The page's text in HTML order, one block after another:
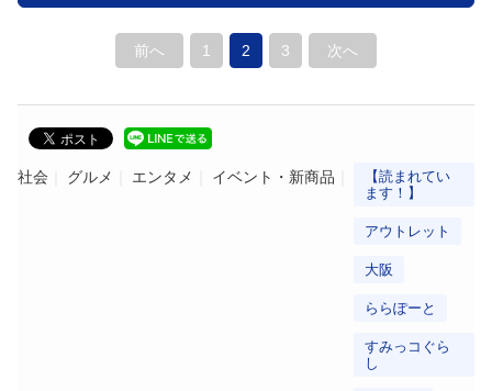
前へ 1 2 3 次へ
社会 グルメ エンタメ イベント・新商品
【読まれてい
ます！】
アウトレット
大阪
ららぽーと
すみっコぐら
し